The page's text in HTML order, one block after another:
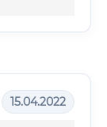
15.04.2022